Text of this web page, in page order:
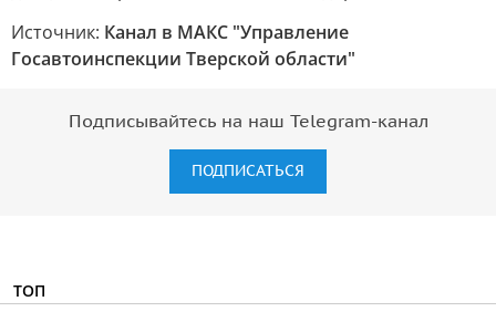
Источник: Канал в МАКС "Управление
Госавтоинспекции Тверской области"
Подписывайтесь на наш Telegram-канал
ПОДПИСАТЬСЯ
ТОП